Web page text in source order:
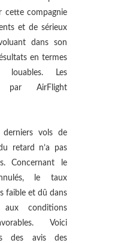
compagnie
et de sérieux
dans son
en termes
Les
par AirFlight
vols de
retard n’a pas
Concernant le
le taux
faible et dû dans
conditions
Voici
des avis des